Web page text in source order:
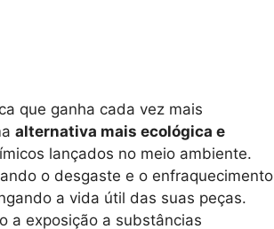
que ganha cada vez mais
alternativa mais ecológica e
lançados no meio ambiente.
o desgaste e o enfraquecimento
a vida útil das suas peças.
a exposição a substâncias